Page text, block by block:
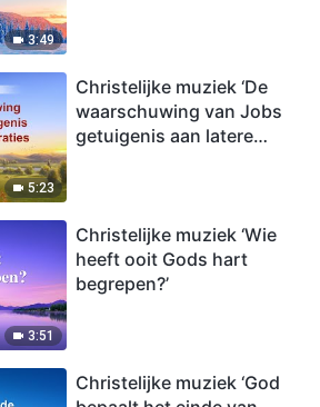
3:49
5:23
Christelijke muziek ‘De
waarschuwing van Jobs
getuigenis aan latere
3:51
Christelijke muziek ‘Wie
heeft ooit Gods hart
begrepen?’
Christelijke muziek ‘God